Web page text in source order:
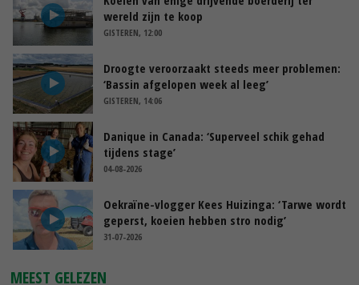
wereld zijn te koop
GISTEREN, 12:00
Droogte veroorzaakt steeds meer problemen:
‘Bassin afgelopen week al leeg’
GISTEREN, 14:06
Danique in Canada: ‘Superveel schik gehad
tijdens stage’
04-08-2026
Oekraïne-vlogger Kees Huizinga: ‘Tarwe wordt
geperst, koeien hebben stro nodig’
31-07-2026
MEEST GELEZEN